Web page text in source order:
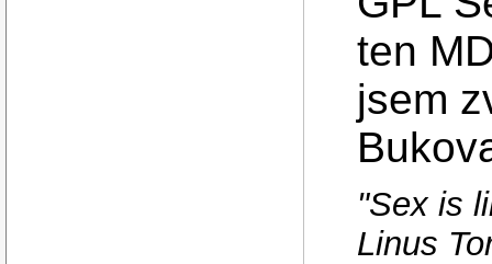
ten
jsem
"Sex is
Linus